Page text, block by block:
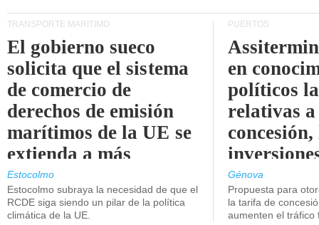
TRANSPORTE MARÍTIMO
El gobierno sueco
solicita que el sistema
de comercio de
derechos de emisión
marítimos de la UE se
extienda a más
buques.
Estocolmo
Estocolmo subraya la necesidad de que el
RCDE siga siendo un pilar de la política
climática de la UE.
PUERTOS
en
políticos
relativas a
concesión,
Génova
Propuesta para
la tarifa de
aumenten el tráfico